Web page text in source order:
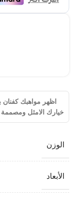
اظهر مواهبك كفنان
خيارك الامثل
الوزن
الأبعاد